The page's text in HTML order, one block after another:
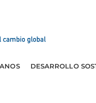
DESARROLLO